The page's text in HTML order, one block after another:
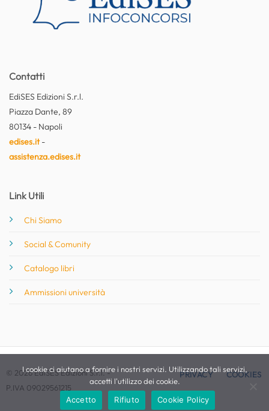
Contatti
EdiSES Edizioni S.r.l.
Piazza Dante, 89
80134 - Napoli
edises.it-
assistenza.edises.it
Link Utili
Chi Siamo
Social & Comunity
Catalogo libri
Ammissioni università
© 2026 EdiSES Edizioni S.r.l. -
P.IVA 09029561215
PRIVACY COOKIES
I cookie ci aiutano a fornire i nostri servizi. Utilizzando tali servizi,
accetti l'utilizzo dei cookie.
Accetto
Rifiuto Cookie Policy